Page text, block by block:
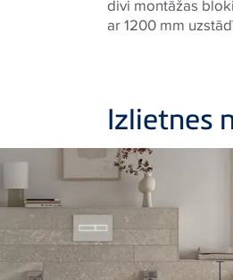
divi montāžas
ar 1200 mm
Izlietnes